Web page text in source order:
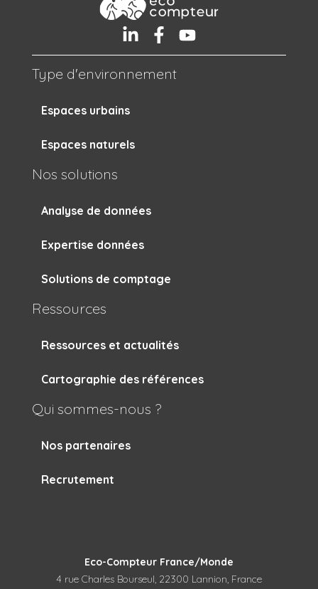
Type d'environnement
Espaces urbains
Espaces naturels
Nos solutions
Analyse de données
Expertise données
Solutions de comptage
Ressources
Ressources et actualités
Cartographie des références
Qui sommes-nous ?
Nos partenaires
Recrutement
Eco-Compteur France/Monde
4 rue Charles Bourseul, 22300 Lannion, France